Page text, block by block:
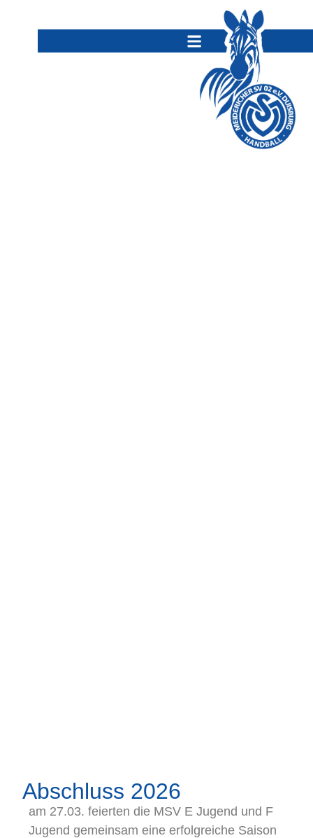
Abschluss 2026
am 27.03. feierten die MSV E Jugend und F
Jugend gemeinsam eine erfolgreiche Saison